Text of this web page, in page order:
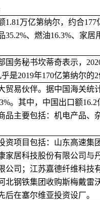
1.81万亿第纳尔，约合177
35.2%、燃油16.3%、家居
国务秘书坎蒂奇表示，
乎是2019年170亿第纳尔的2
贸易伙伴。据中国海关统计
。其中，中国出口额16.2
品主要包括：机电产品、
资项目包括：山东高速集
家居科技股份有限公司与
公司；江苏嘉德纤维科技
北钢铁集团收购斯梅戴雷
后在塞尔维亚投资设厂。